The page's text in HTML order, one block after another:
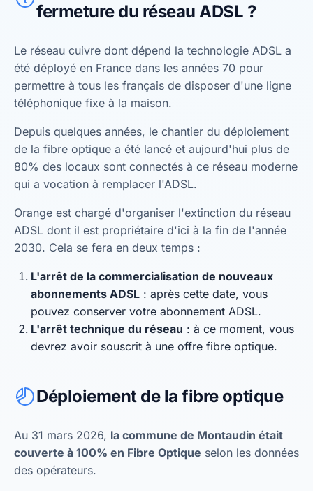
fermeture du réseau ADSL ?
Le réseau cuivre dont dépend la technologie ADSL a
été déployé en France dans les années 70 pour
permettre à tous les français de disposer d'une ligne
téléphonique fixe à la maison.
Depuis quelques années, le chantier du déploiement
de la fibre optique a été lancé et aujourd'hui plus de
80% des locaux sont connectés à ce réseau moderne
qui a vocation à remplacer l'ADSL.
Orange est chargé d'organiser l'extinction du réseau
ADSL dont il est propriétaire d'ici à la fin de l'année
2030. Cela se fera en deux temps :
L'arrêt de la commercialisation de nouveaux
abonnements ADSL : après cette date, vous
pouvez conserver votre abonnement ADSL.
L'arrêt technique du réseau : à ce moment, vous
devrez avoir souscrit à une offre fibre optique.
Déploiement de la fibre optique
Au 31 mars 2026, la commune de Montaudin était
couverte à 100% en Fibre Optique selon les données
des opérateurs.